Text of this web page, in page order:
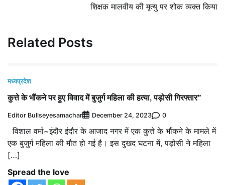
शिक्षक मालवीय की मृत्यु पर शोक व्यक्त किया
Related Posts
मध्यप्रदेश
कुत्ते के भौंकने पर हुए विवाद में बुजुर्ग महिला की हत्या, पड़ोसी गिरफ्तार”
Editor Bullseyesamachar December 24, 2023 0
विशाल वर्मा~इंदौर इंदौर के आजाद नगर में एक कुत्ते के भौंकने के मामले में
एक बुजुर्ग महिला की मौत हो गई है। इस दुखद घटना में, पड़ोसी ने महिला
[…]
Spread the love